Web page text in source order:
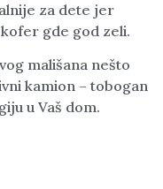
za dete jer
gde god zeli.
mališana nešto
kamion – tobogan
u Vaš dom.